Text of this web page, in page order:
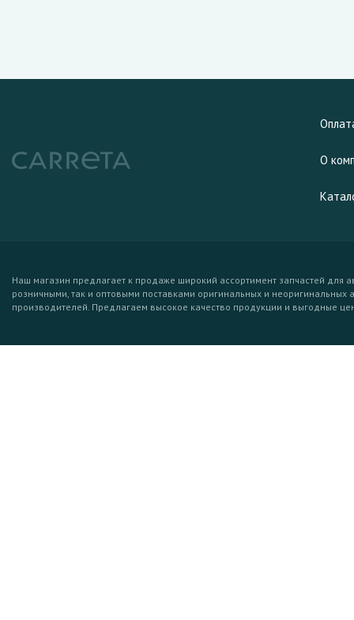
О
Наш магазин предлагает к продаже широкий ассортимент запчастей для
розничными, так и оптовыми поставками оригинальных и неоригинальных
производителей. Предлагаем высокое качество продукции и выгодные